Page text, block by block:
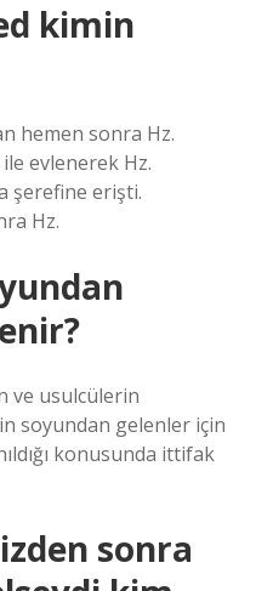
kimin
hemen sonra Hz.
ile evlenerek Hz.
şerefine erişti.
Hz.
ve usulcülerin
soyundan gelenler için
konusunda ittifak
sonra